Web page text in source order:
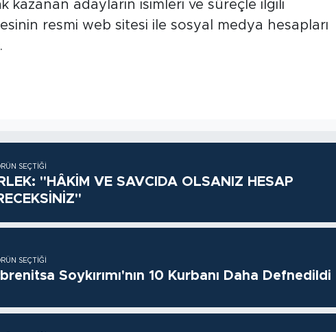
kazanan adayların isimleri ve süreçle ilgili
resmi web sitesi ile sosyal medya hesapları
SEÇTIĞI
"HÂKİM VE SAVCIDA OLSANIZ HESAP
SEÇTIĞI
Soykırımı'nın 10 Kurbanı Daha Defnedildi